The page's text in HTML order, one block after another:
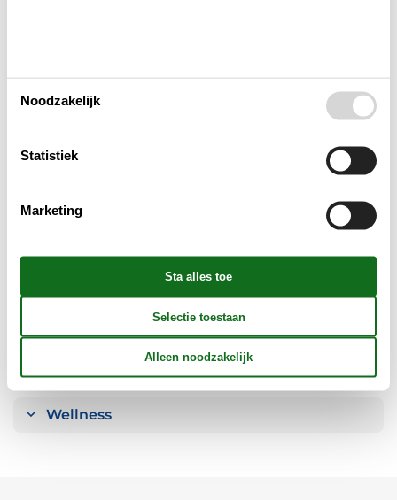
Concepten
Elektrische artikelen
In de buurt
Keuken
Wellness
Noodzakelijk
Statistiek
Marketing